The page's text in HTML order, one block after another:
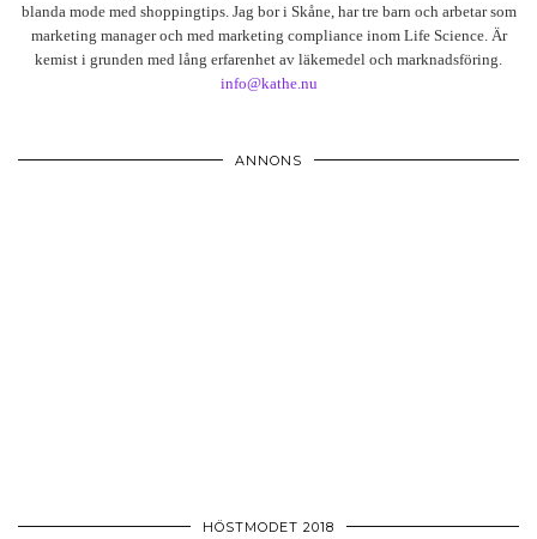
blanda mode med shoppingtips. Jag bor i Skåne, har tre barn och arbetar som
marketing manager och med marketing compliance inom Life Science. Är
kemist i grunden med lång erfarenhet av läkemedel och marknadsföring.
info@kathe.nu
ANNONS
HÖSTMODET 2018